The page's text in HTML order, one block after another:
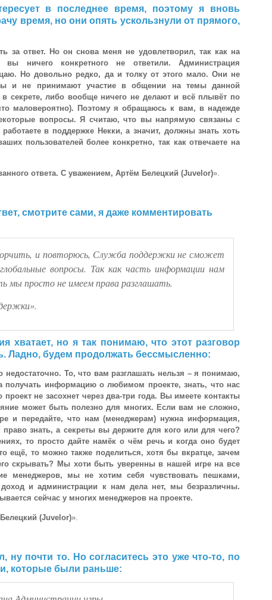
в последнее время, поэтому я вновь
время, но они опять ускользнули от прямого,
за ответ. Но он снова меня не удовлетворил, так как на
ничего конкретного не ответили. Администрация
Но довольно редко, да и толку от этого мало. Они не
и не принимают участие в общении на темы данной
в секрете, либо вообще ничего не делают и всё плывёт по
маловероятно). Поэтому я обращаюсь к вам, в надежде
вопросы. Я считаю, что вы напрямую связаны с
в поддержке Некки, а значит, должны знать хоть
пользователей более конкретно, так как отвечаете на
ответа. С уважением, Артём Белецкий (Juvelor)».
смотрите сами, я даже комментировать
и повторюсь, Служба поддержки не сможет
вопросы. Так как часть информации нам
мы просто не имеем права разглашать.
хватает, но я так понимаю, что этот разговор
Ладно, будем продолжать бессмысленно:
недостаточно. То, что вам разглашать нельзя – я понимаю,
получать информацию о любимом проекте, знать, что нас
не засохнет через два-три года. Вы имеете контакты
может быть полезно для многих. Если вам не сложно,
и передайте, что нам (менеджерам) нужна информация,
знать, а секреты вы держите для кого или для чего?
то просто дайте намёк о чём речь и когда оно будет
ещё, то можно также поделиться, хотя бы вкратце, зачем
скрывать? Мы хоти быть уверенны в нашей игре на все
менеджеров, мы не хотим себя чувствовать пешками,
и администрации к нам дела нет, мы безразличны.
сейчас у многих менеджеров на проекте.
(Juvelor)».
ну почти то. Но согласитесь это уже что-то, по
которые были раньше: